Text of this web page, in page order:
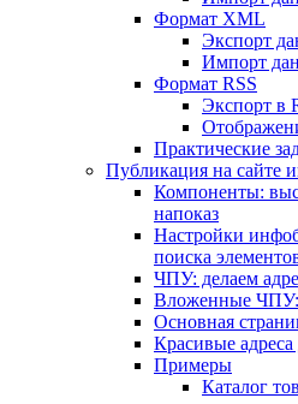
Формат XML
Экспорт
Импорт
Формат RSS
Экспорт в
Практические
Публикация на сайте
Компоненты:
напоказ
Настройки
поиска
ЧПУ: делаем
Вложенные ЧПУ:
Основная
Красивые адреса
Примеры
Каталог